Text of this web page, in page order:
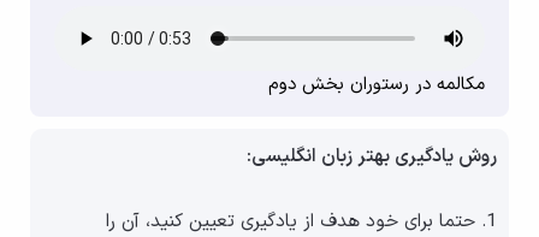
مکالمه در رستوران بخش دوم
روش یادگیری بهتر زبان انگلیسی:
1. حتما برای خود هدف از یادگیری تعیین کنید، آن را